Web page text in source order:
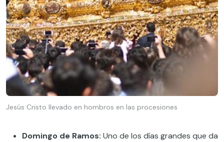
Jesús Cristo llevado en hombros en las procesiones
Domingo de Ramos: Uno de los días grandes que da